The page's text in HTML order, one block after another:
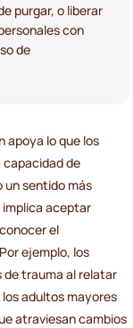
purgar, o liberar
con
de
apoya lo que los
de
un sentido más
aceptar
el
ejemplo, los
de trauma al relatar
adultos mayores
atraviesan cambios